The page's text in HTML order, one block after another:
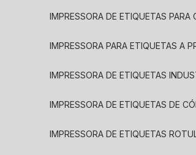
IMPRESSORA DE ETIQUETAS PARA
IMPRESSORA PARA ETIQUETAS A
IMPRESSORA DE ETIQUETAS
IMPRESSORA DE ETIQUETAS DE
IMPRESSORA DE ETIQUETAS